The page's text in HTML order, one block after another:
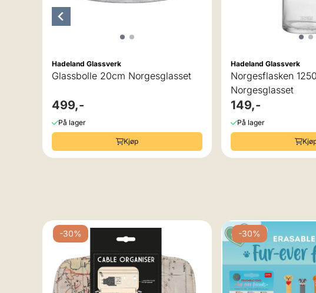
Hadeland Glassverk
Glassbolle 20cm Norgesglasset
499,-
På lager
Kjøp
Hadeland Glassverk
Norgesflasken
Norgesglasset
149,-
På lager
-30% -30%